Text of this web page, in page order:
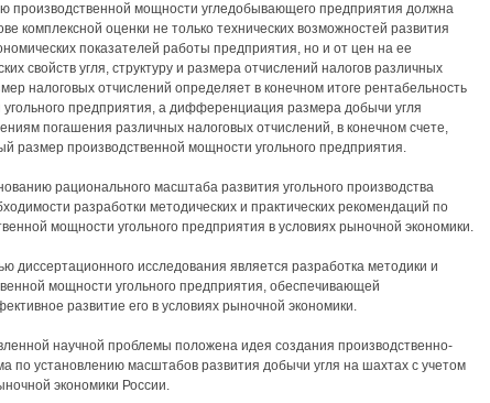
производственной мощности угледобывающего предприятия должна
комплексной оценки не только технических возможностей развития
показателей работы предприятия, но и от цен на ее
свойств угля, структуру и размера отчислений налогов различных
налоговых отчислений определяет в конечном итоге рентабельность
предприятия, а дифференциация размера добычи угля
погашения различных налоговых отчислений, в конечном счете,
размер производственной мощности угольного предприятия.
рационального масштаба развития угольного производства
разработки методических и практических рекомендаций по
мощности угольного предприятия в условиях рыночной экономики.
диссертационного исследования является разработка методики и
мощности угольного предприятия, обеспечивающей
развитие его в условиях рыночной экономики.
научной проблемы положена идея создания производственно-
по установлению масштабов развития добычи угля на шахтах с учетом
экономики России.